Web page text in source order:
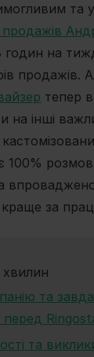
та
годин на
продажів.
тепер
на інші
100%
за
хвилин
та
перед
та